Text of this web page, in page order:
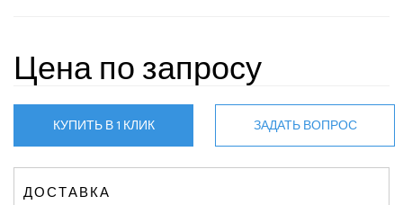
Цена по запросу
КУПИТЬ В 1 КЛИК ЗАДАТЬ ВОПРОС
ДОСТАВКА